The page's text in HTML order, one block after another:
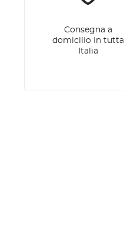
Consegna a
domicilio in tutta
Italia